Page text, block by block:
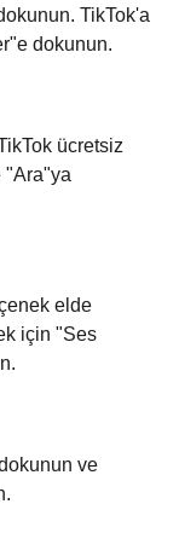
TikTok'a
dokunun.
ücretsiz
"Ara"ya
elde
için "Ses
ve